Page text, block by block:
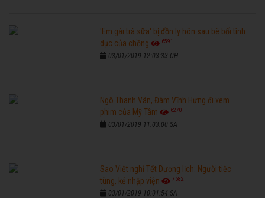
'Em gái trà sữa' bị đồn ly hôn sau bê bối tình
dục của chồng
6591
03/01/2019 12:03:33 CH
Ngô Thanh Vân, Đàm Vĩnh Hưng đi xem
phim của Mỹ Tâm
6270
03/01/2019 11:03:00 SA
Sao Việt nghỉ Tết Dương lịch: Người tiệc
tùng, kẻ nhập viện
7682
03/01/2019 10:01:54 SA